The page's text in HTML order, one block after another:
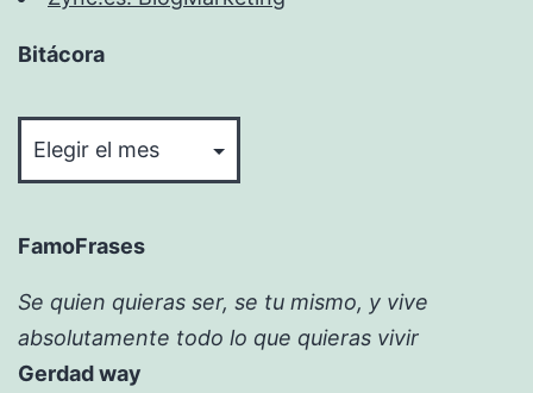
Bitácora
FamoFrases
Se quien quieras ser, se tu mismo, y vive
absolutamente todo lo que quieras vivir
Gerdad way